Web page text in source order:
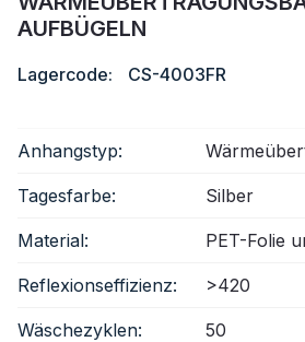
AUFBÜGELN
Lagercode: CS-4003FR
Anhangstyp:
Tagesfarbe: Silber
Material: PET-Folie
Reflexionseffizienz: >420
Wäschezyklen: 50